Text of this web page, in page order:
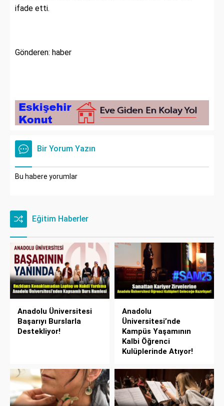
ifade etti.
Gönderen: haber
Bir Yorum Yazın
Bu habere yorumlar
Eğitim Haberler
Anadolu Üniversitesi
Başarıyı Burslarla
Destekliyor!
Anadolu
Üniversitesi’nde
Kampüs Yaşamının
Kalbi Öğrenci
Kulüplerinde Atıyor!